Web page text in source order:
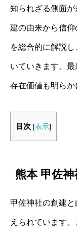
知られざる側面
建の由来から信
を総合的に解説
いていきます。
存在価値も明らか
目次 [表示]
熊本 甲佐
甲佐神社の創建
えられています